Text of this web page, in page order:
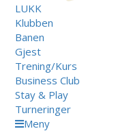
LUKK
Klubben
Banen
Gjest
Trening/Kurs
Business Club
Stay & Play
Turneringer
Meny